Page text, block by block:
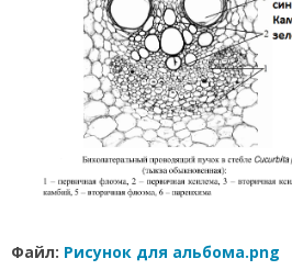
Файл: Рисунок для альбома.png